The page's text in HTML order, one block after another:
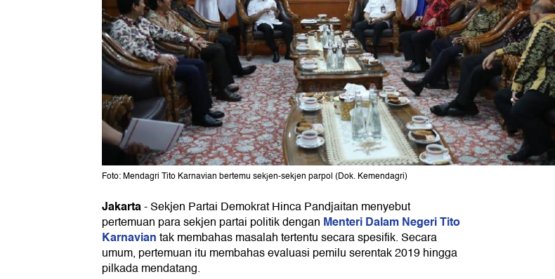
Foto: Mendagri Tito Karnavian bertemu sekjen-sekjen parpol (Dok. Kemendagri)
Jakarta-Sekjen Partai Demokrat Hinca Pandjaitan menyebut
pertemuan para sekjen partai politik dengan Menteri Dalam Negeri Tito
Karnaviantak membahas masalah tertentu secara spesifik. Secara
umum, pertemuan itu membahas evaluasi pemilu serentak 2019 hingga
pilkada mendatang.